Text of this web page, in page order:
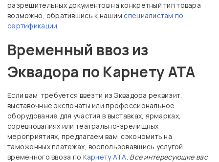
разрешительных документов на конкретный тип товара
возможно, обратившись к нашим специалистам по
сертификации.
Временный ввоз из
Эквадора по Карнету АТА
Если вам требуется ввезти из Эквадора реквизит,
выставочные экспонаты или профессиональное
оборудование для участия в выставках, ярмарках,
соревнованиях или театрально-зрелищных
мероприятиях, предлагаем вам сэкономить на
таможенных платежах, воспользовавшись услугой
временного ввоза по Карнету АТА. Все интересующие вас